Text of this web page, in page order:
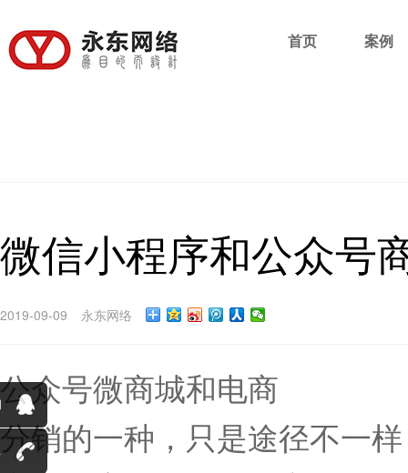
首页 案例
微信小程序和公众号
2019-09-09 永东网络
公众号微商城和电商
分销的一种，只是途径不一